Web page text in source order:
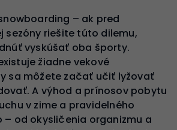
– ak pred
sezóny riešite túto dilemu,
vyskúšať oba športy.
žiadne vekové
sa môžete začať učiť lyžovať
A výhod a prínosov pobytu
v zime a pravidelného
– od okysličenia organizmu a